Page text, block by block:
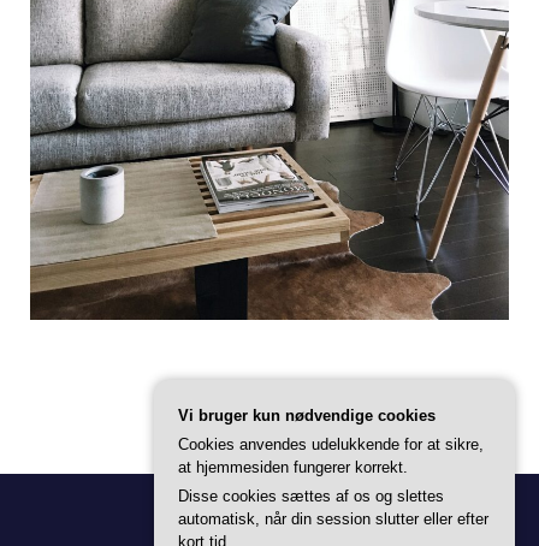
Vi bruger kun nødvendige cookies
Cookies anvendes udelukkende for at sikre,
at hjemmesiden fungerer korrekt.
Disse cookies sættes af os og slettes
automatisk, når din session slutter eller efter
kort tid.